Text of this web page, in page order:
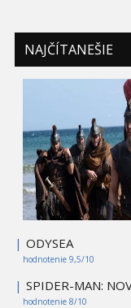
NAJČÍTANEŠIE
| ODYSEA
hodnotenie 9,5/10
| SPIDER-MAN:
hodnotenie 8/10